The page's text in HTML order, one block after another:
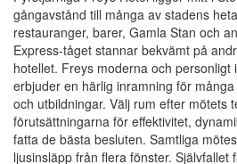
gångavstånd till många av stadens
restauranger, barer, Gamla Stan och
Express-tåget stannar bekvämt på
hotellet. Freys moderna och
erbjuder en härlig inramning för
och utbildningar. Välj rum efter mötets
förutsättningarna för effektivitet,
fatta de bästa besluten. Samtliga
ljusinsläpp från flera fönster. Självfallet